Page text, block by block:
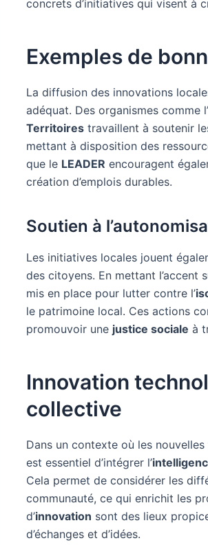
concrets d’initiatives qui visent à
Exemples de
La diffusion des innovations
adéquat. Des organismes comme l’
Territoires travaillent à soutenir
mettant à disposition des
que le LEADER encouragent
création d’emplois durables.
Soutien à
Les initiatives locales jouent
des citoyens. En mettant l’accent
mis en place pour lutter contre l’
le patrimoine local. Ces actions
promouvoir une justice sociale à
Innovation
collective
Dans un contexte où les
est essentiel d’intégrer l’
Cela permet de considérer les
communauté, ce qui enrichit les
d’innovation sont des lieux
d’échanges et d’idées.